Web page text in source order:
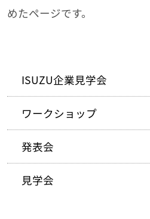
めたページです。
ISUZU企業見学会
ワークショップ
発表会
見学会